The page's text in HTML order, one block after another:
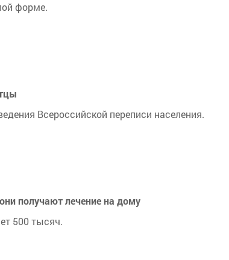
форме.
Всероссийской переписи населения.
получают лечение на дому
500 тысяч.